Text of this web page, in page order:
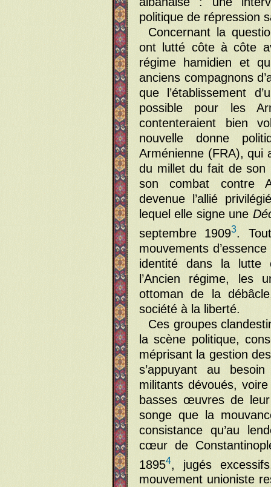
politique de répression
Concernant la
ont lutté côte à côte
régime hamidien et
anciens compagnons
que l’établissement
possible pour les
contenteraient bien
nouvelle donne
Arménienne (FRA), qui
du millet du fait de son
son combat contre
devenue l’allié
lequel elle signe une
septembre 19093.
mouvements
identité dans la lutte
l’Ancien régime, les
ottoman de la
société à la liberté.
Ces groupes
la scène politique,
méprisant la gestion
s’appuyant au
militants dévoués,
basses œuvres de
songe que la
consistance qu’au
cœur de
18954
, jugés
mouvement unioniste